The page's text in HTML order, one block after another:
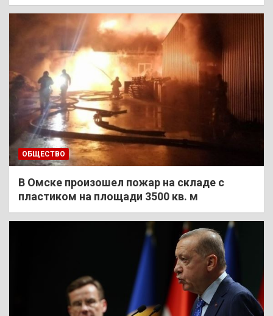
ОБЩЕСТВО
В Омске произошел пожар на складе с
пластиком на площади 3500 кв. м